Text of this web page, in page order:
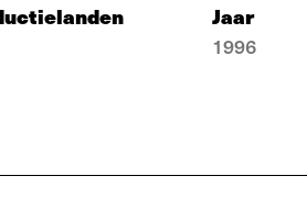
Jaar
1996